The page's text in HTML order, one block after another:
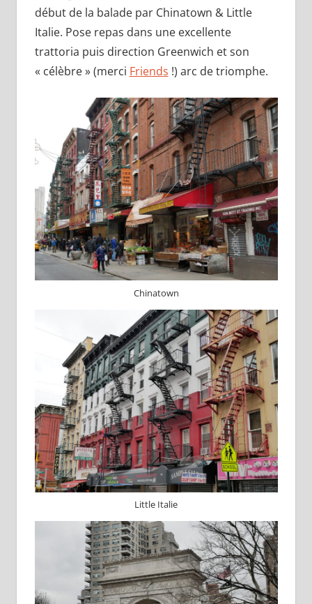
début de la balade par Chinatown & Little
Italie. Pose repas dans une excellente
trattoria puis direction Greenwich et son
« célèbre » (merci Friends !) arc de triomphe.
Chinatown
Little Italie